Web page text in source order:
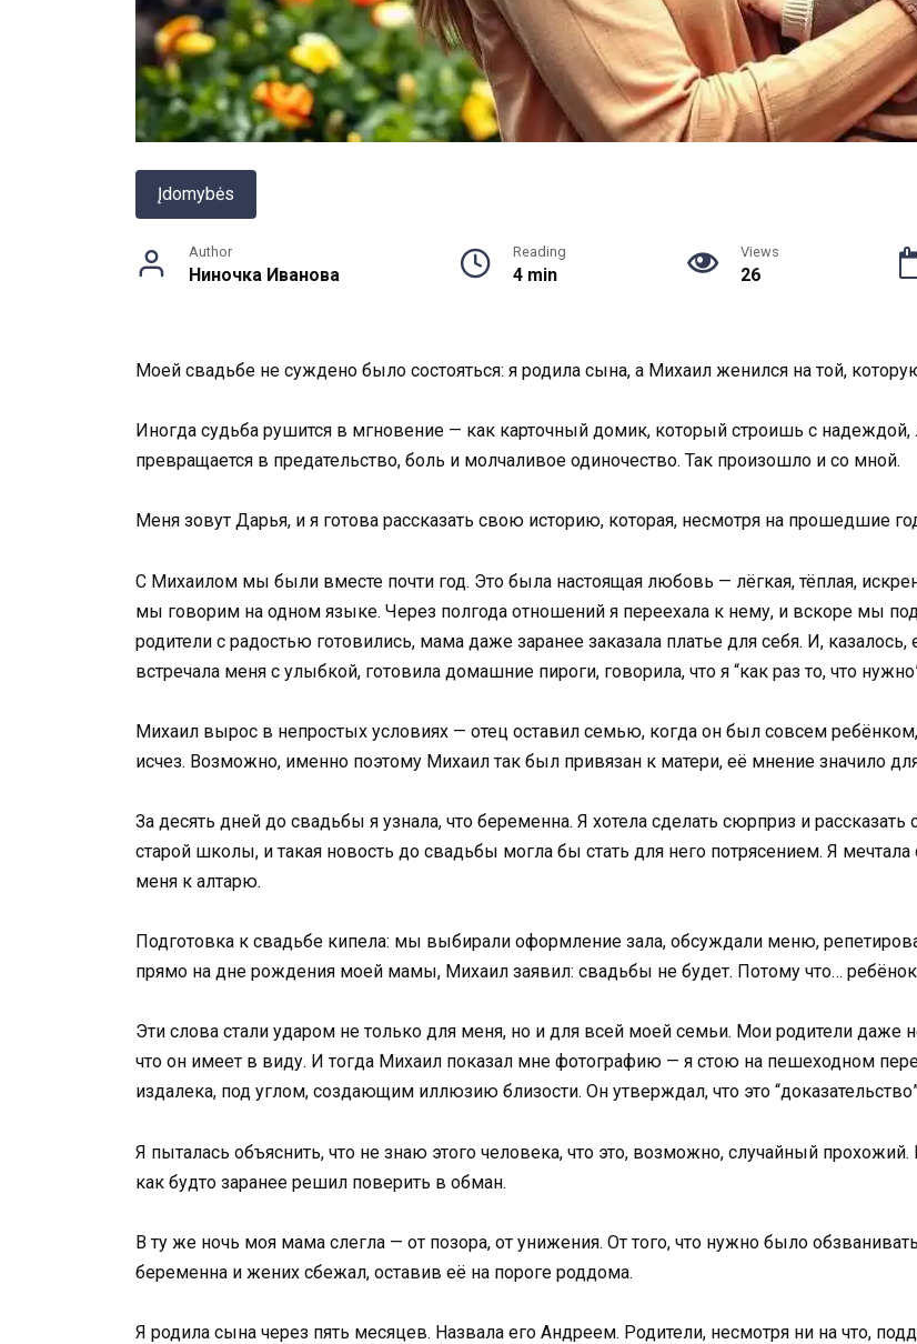
Įdomybės
Author
Ниночка Иванова
Reading
4 min
Views
26
Моей свадьбе не суждено было состояться: я родила сына, а Михаил женился на той,
Иногда судьба рушится в мгновение — как карточный домик, который строишь с
превращается в предательство, боль и молчаливое одиночество. Так произошло и со мной.
Меня зовут Дарья, и я готова рассказать свою историю, которая, несмотря на прошедшие
С Михаилом мы были вместе почти год. Это была настоящая любовь — лёгкая, тёплая,
мы говорим на одном языке. Через полгода отношений я переехала к нему, и вскоре мы
родители с радостью готовились, мама даже заранее заказала платье для себя. И,
встречала меня с улыбкой, готовила домашние пироги, говорила, что я “как раз то, что
Михаил вырос в непростых условиях — отец оставил семью, когда он был совсем
исчез. Возможно, именно поэтому Михаил так был привязан к матери, её мнение значило
За десять дней до свадьбы я узнала, что беременна. Я хотела сделать сюрприз и
старой школы, и такая новость до свадьбы могла бы стать для него потрясением. Я
меня к алтарю.
Подготовка к свадьбе кипела: мы выбирали оформление зала, обсуждали меню,
прямо на дне рождения моей мамы, Михаил заявил: свадьбы не будет. Потому что… ребёнок
Эти слова стали ударом не только для меня, но и для всей моей семьи. Мои родители даже
что он имеет в виду. И тогда Михаил показал мне фотографию — я стою на пешеходном
издалека, под углом, создающим иллюзию близости. Он утверждал, что это
Я пыталась объяснить, что не знаю этого человека, что это, возможно, случайный
как будто заранее решил поверить в обман.
В ту же ночь моя мама слегла — от позора, от унижения. От того, что нужно было
беременна и жених сбежал, оставив её на пороге роддома.
Я родила сына через пять месяцев. Назвала его Андреем. Родители, несмотря ни на что,